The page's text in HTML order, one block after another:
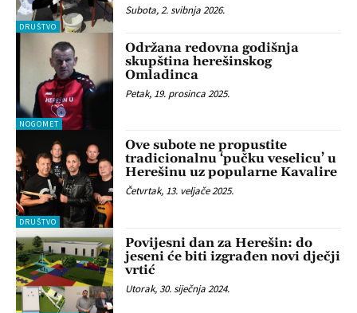
DRUŠTVO
Subota, 2. svibnja 2026.
NOGOMET
Održana redovna godišnja
skupština herešinskog
Omladinca
Petak, 19. prosinca 2025.
DRUŠTVO
Ove subote ne propustite
tradicionalnu ‘pučku veselicu’ u
Herešinu uz popularne Kavalire
Četvrtak, 13. veljače 2025.
Povijesni dan za Herešin: do
jeseni će biti izgrađen novi dječji
vrtić
Utorak, 30. siječnja 2024.